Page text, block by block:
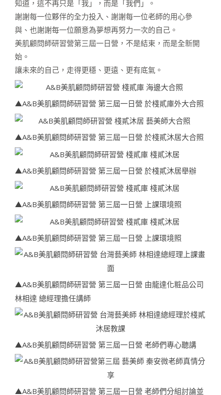
知道，這不再只是「我」，而是「我們」。
謝謝每一位夥伴的全力投入、謝謝每一位老師的用心參
與、也謝謝每一位願意為夢想再努力一次的自己。
美肌顧問師研習營第三屆一日營，不是結束，而是全新開
始。
讓未來的自己，走得更穩、更遠、更有底氣。
▲A&B美肌顧問師研習營 第三屆一日營 於棧貳庫外大合照
▲A&B美肌顧問師研習營 第三屆一日營 於棧貳沐居大合照
▲A&B美肌顧問師研習營 第三屆一日營 於棧貳沐居舉辦
▲A&B美肌顧問師研習營 第三屆一日營 上課環境照
▲A&B美肌顧問師研習營 第三屆一日營 上課環境照
▲A&B美肌顧問師研習營 第三屆一日營 由龍達化粧品公司
林相達 總經理擔任講師
▲A&B美肌顧問師研習營 第三屆一日營 老師們專心聽講
▲A&B美肌顧問師研習營 第三屆一日營 老師們分組討論並